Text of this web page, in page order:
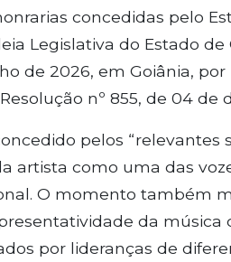
concedidas pelo
Legislativa do Estado de
de 2026, em Goiânia,
nº 855, de 04 de
pelos “relevantes
artista como uma das
O momento também
da música
por lideranças de